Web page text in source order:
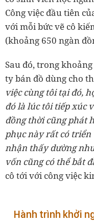
Công việc đầu tiên
với mỗi bức vẽ cô
(khoảng 650 ngàn
Sau đó, trong
ty bán đồ dùng cho
việc cùng tôi tại đó,
đó là lúc tôi tiếp xúc
đồng thời cũng phát
phục này rất có
nhận thấy dường
vốn cũng có thể bắt
cô tới với công việc
Hành trình khởi